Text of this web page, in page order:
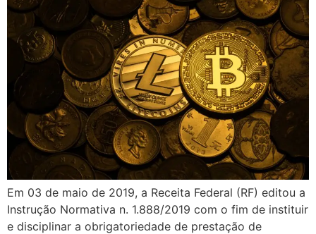
Em 03 de maio de 2019, a Receita Federal (RF) editou a
Instrução Normativa n. 1.888/2019 com o fim de instituir
e disciplinar a obrigatoriedade de prestação de